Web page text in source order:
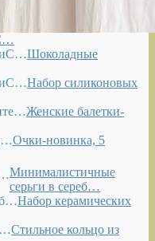
Шоколадные
Набор силиконовых
Женские балетки-
Очки-новинка, 5
Минималистичные
серьги в сереб…
Набор керамических
Стильное кольцо из